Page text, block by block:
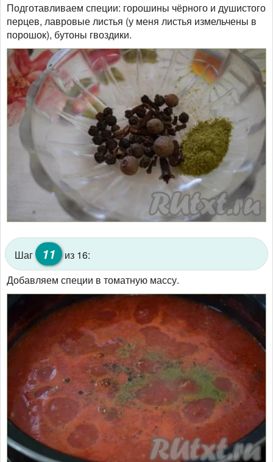
Подготавливаем специи: горошины чёрного и душистого
перцев, лавровые листья (у меня листья измельчены в
порошок), бутоны гвоздики.
Шаг 11 из 16:
Добавляем специи в томатную массу.